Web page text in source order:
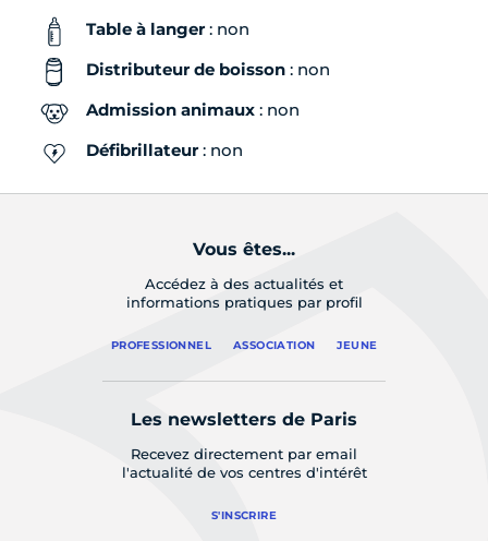
Table à langer: non
Distributeur de boisson : non
Admission animaux : non
Défibrillateur: non
Vous êtes...
Accédez à des actualités et
informations pratiques par profil
PROFESSIONNEL ASSOCIATION JEUNE
Les newsletters de Paris
Recevez directement par email
l'actualité de vos centres d'intérêt
S'INSCRIRE